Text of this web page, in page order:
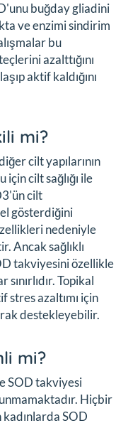
buğday gliadini
ve enzimi sindirim
bu
azalttığını
aktif kaldığını
mi?
cilt yapılarının
için cilt sağlığı ile
cilt
gösterdiğini
nedeniyle
Ancak sağlıklı
takviyesini özellikle
Topikal
stres azaltımı için
destekleyebilir.
mi?
SOD takviyesi
Hiçbir
SOD